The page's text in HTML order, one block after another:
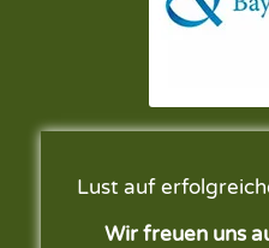
Lust auf
Wir freuen uns